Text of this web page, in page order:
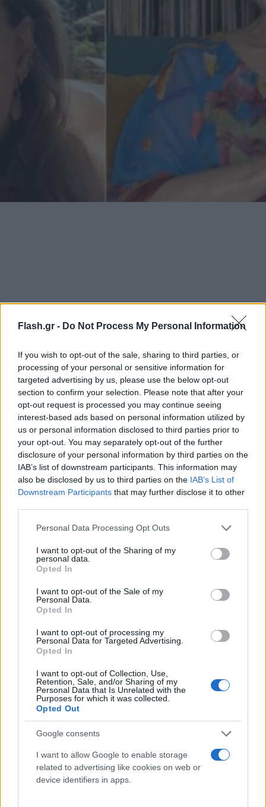
Flash.gr - Do Not Process My Personal Information
If you wish to opt-out of the sale, sharing to third parties, or
processing of your personal or sensitive information for
targeted advertising by us, please use the below opt-out
section to confirm your selection. Please note that after your
opt-out request is processed you may continue seeing
interest-based ads based on personal information utilized by
us or personal information disclosed to third parties prior to
your opt-out. You may separately opt-out of the further
disclosure of your personal information by third parties on the
IAB’s list of downstream participants. This information may
also be disclosed by us to third parties on the IAB’s List of
Downstream Participants that may further disclose it to other
Please note that this website/app uses one or more Google
not limited to your visit or usage behaviour. You may click to
grant or deny consent to Google and its third-party tags to
use your data for below specified purposes in below Google
consent section.
Personal Data Processing Opt Outs
I want to opt-out of the Sharing of my
personal data.
Opted In
I want to opt-out of the Sale of my
Personal Data.
Opted In
I want to opt-out of processing my
Personal Data for Targeted Advertising.
Opted In
I want to opt-out of Collection, Use,
Retention, Sale, and/or Sharing of my
Personal Data that Is Unrelated with the
Purposes for which it was collected.
Opted Out
Google consents
I want to allow Google to enable storage
related to advertising like cookies on web or
device identifiers in apps.
«Της έστειλα το βιβλίο μου, σαφώς δικαιούμουν
πρέπει να την απασχολώ και πάρα πολύ, θυμάται
πώς με λένε;».
Μάλιστα, στη συνέχεια η κάμερα κατέγραψε και την
αντίδραση της Μαρίας Ιωαννίδου όταν είδε την
selfie της Ναταλίας Γερμανού χωρίς μακιγιάζ.
«Αγνώριστη, έχει μία μανία με τα φίλτρα»,
επεσήμανε.